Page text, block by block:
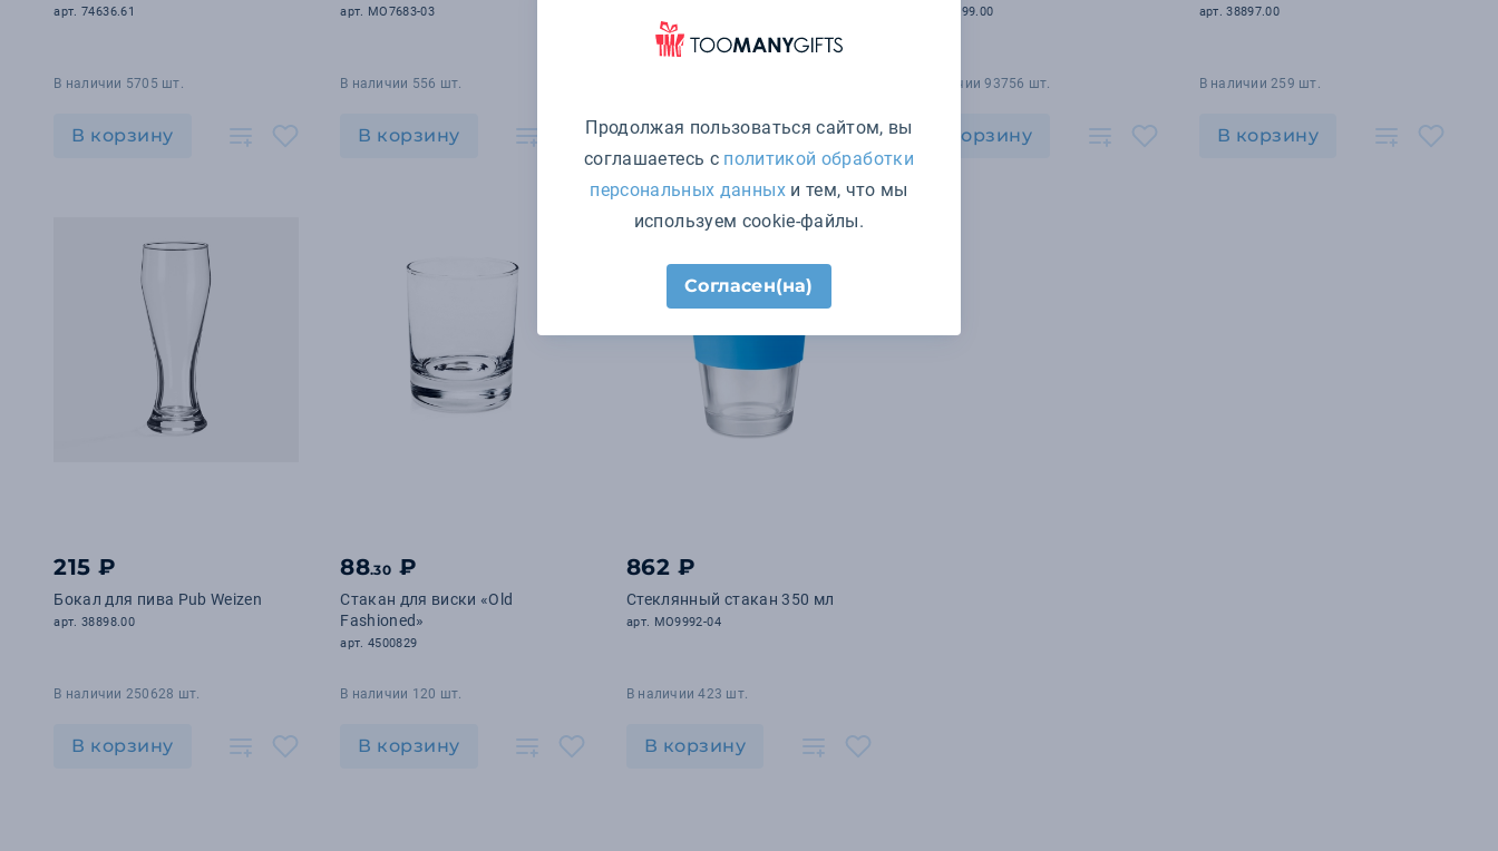
арт. 74636.61
В наличии 5705 шт.
В корзину
арт. MO7683-03
В наличии 556 шт.
В корзину В корзину
арт. 38899.00
В наличии 93756 шт.
В корзину
арт. 38897.00
В наличии 259 шт.
В корзину
215 ₽
Бокал для пива Pub Weizen
арт. 38898.00
В наличии 250628 шт.
В корзину
88.30 ₽
Стакан для виски «Old
Fashioned»
арт. 4500829
В наличии 120 шт.
В корзину
862 ₽
Стеклянный стакан 350 мл
арт. MO9992-04
В наличии 423 шт.
В корзину
Продолжая пользоваться сайтом, вы
соглашаетесь с политикой обработки
персональных данныхи тем, что мы
используем cookie-файлы.
Согласен(на)